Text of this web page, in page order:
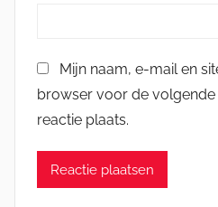
Mijn naam, e-mail en
browser voor de volgende
reactie plaats.